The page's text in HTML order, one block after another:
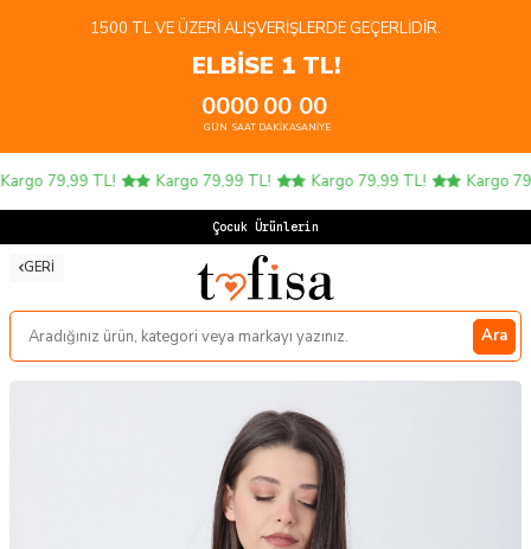
1500 TL VE ÜZERI ALIŞVERIŞLERDE GEÇERLIDIR.
ELBİSE 1 TL!
00
GÜN
00
SAAT
00
DAKIKA
00
SANIYE
79,99 TL! Kargo 79,99 TL! Kargo 79,99 TL! Kargo
Çocuk Ürünlerinde
GERI
Ara